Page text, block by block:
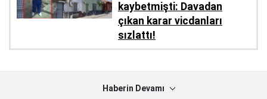
kaybetmişti: Davadan
çıkan karar vicdanları
sızlattı!
Haberin Devamı